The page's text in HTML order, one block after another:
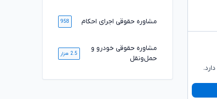
مشاوره حقوقی اجرای احکام 958
مشاوره حقوقی خودرو و
حمل‌ونقل
2.5 هزار